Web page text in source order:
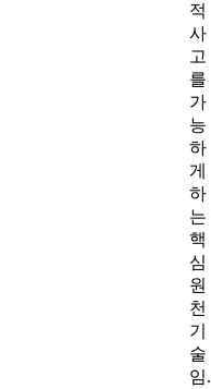
적
사
고
를
가
능
하
게
하
는
핵
심
원
천
기
술
임.